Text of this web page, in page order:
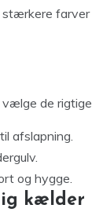
de rigtige
afslapning.
og hygge.
kælder